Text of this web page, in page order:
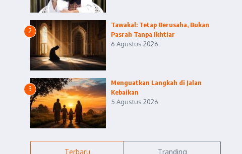
2
Tawakal: Tetap Berusaha, Bukan
Pasrah Tanpa Ikhtiar
6 Agustus 2026
3
Menguatkan Langkah di Jalan
Kebaikan
5 Agustus 2026
Terbaru Tranding